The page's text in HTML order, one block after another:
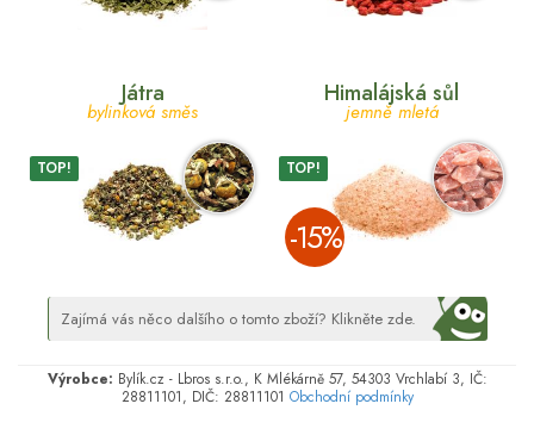
Játra
bylinková směs
TOP!
Himalájská sůl
jemně mletá
TOP!
­-15%
Zajímá vás něco dalšího o tomto zboží? Klikněte zde.
Výrobce: Bylík.cz - Lbros s.r.o., K Mlékárně 57, 54303 Vrchlabí 3, IČ:
28811101, DIČ: 28811101 Obchodní podmínky